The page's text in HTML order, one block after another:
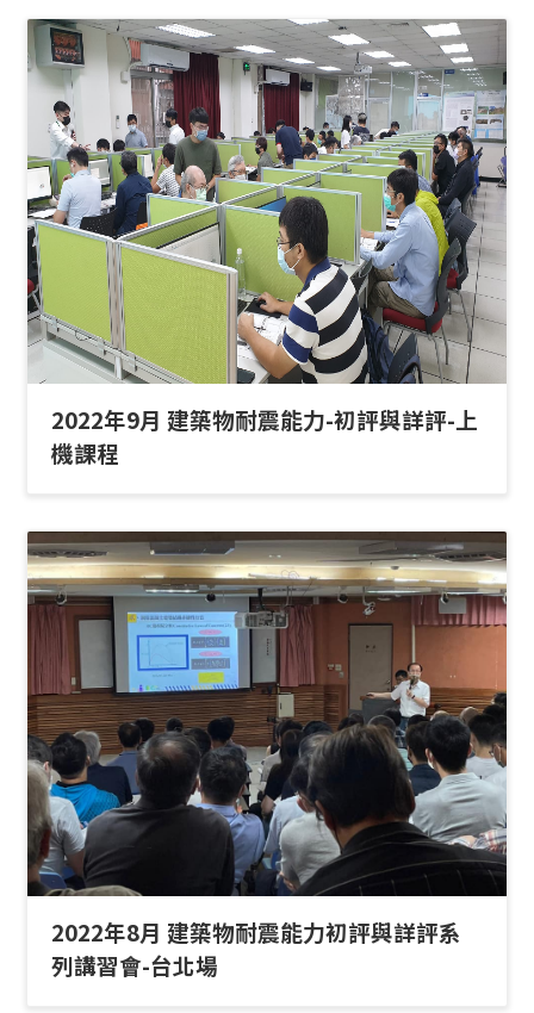
2022年9月 建築物耐震能力-初評與詳評-上
機課程
2022年8月 建築物耐震能力初評與詳評系
列講習會-台北場